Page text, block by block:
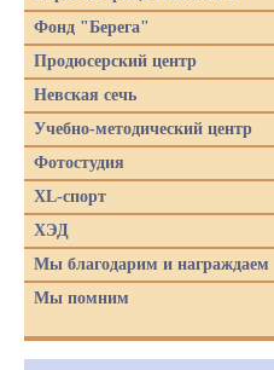
Фонд "Берега"
Продюсерский центр
Невская сечь
Учебно-методический центр
Фотостудия
XL-спорт
ХЭД
Мы благодарим и награждаем
Мы помним